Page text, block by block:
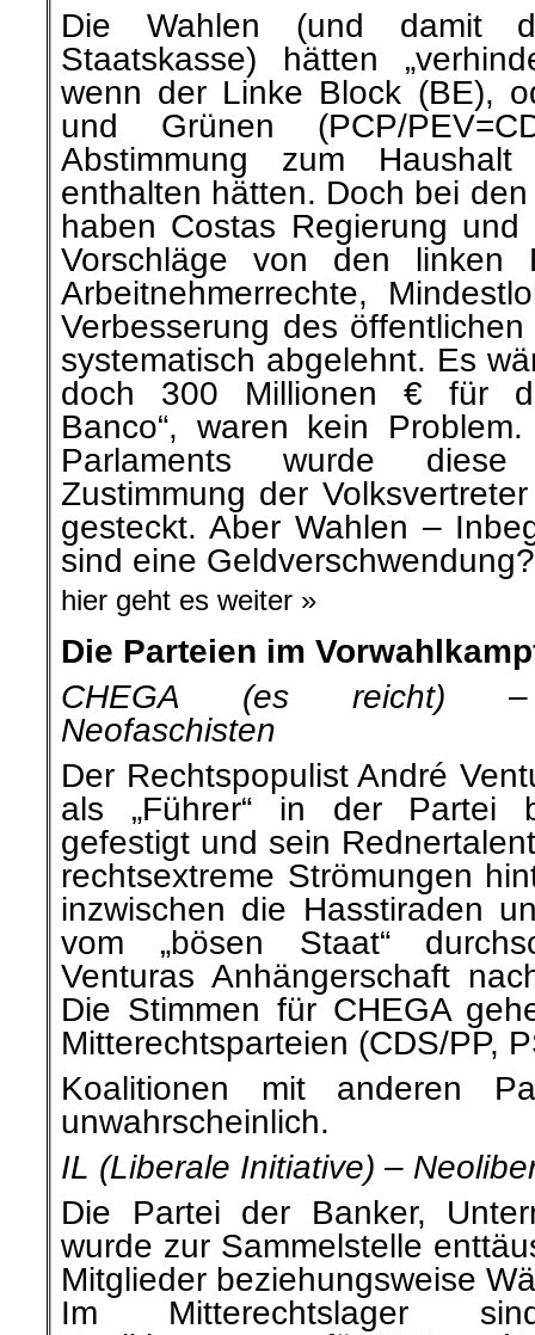
Die Wahlen (und damit
Staatskasse) hätten
wenn der Linke Block (BE),
und Grünen (PCP/
Abstimmung zum
enthalten hätten. Doch bei
haben Costas Regierung
Vorschläge von den linken
Arbeitnehmerrechte,
Verbesserung des
systematisch abgelehnt. Es
doch 300 Millionen € für
Banco“, waren kein
Parlaments wurde diese
Zustimmung der
gesteckt. Aber Wahlen –
sind eine Geldverschwendung?
hier geht es weiter »
Die Parteien im
CHEGA (es reicht) –
Neofaschisten
Der Rechtspopulist André
als „Führer“ in der Partei
gefestigt und sein
rechtsextreme Strömungen
inzwischen die Hasstiraden
vom „bösen Staat“
Venturas Anhängerschaft
Die Stimmen für CHEGA
Mitterechtsparteien (CDS/PP,
Koalitionen mit anderen
unwahrscheinlich.
IL (Liberale Initiative) –
Die Partei der Banker,
wurde zur Sammelstelle
Mitglieder beziehungsweise
Im Mitterechtslager